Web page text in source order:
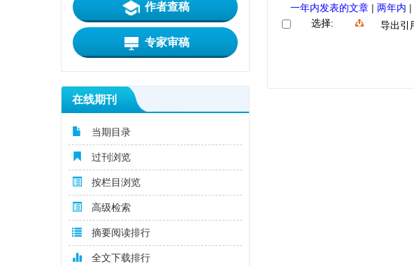
作者查稿
专家审稿
在线期刊
当期目录
过刊浏览
按栏目浏览
高级检索
摘要阅读排行
全文下载排行
一年内发表的文章 | 两年内 |
选择:
导出引